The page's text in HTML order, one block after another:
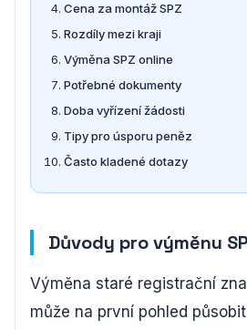
Cena za montáž SPZ
Rozdíly mezi kraji
Výměna SPZ online
Potřebné dokumenty
Doba vyřízení žádosti
Tipy pro úsporu peněz
Často kladené dotazy
Důvody pro výměnu
Výměna staré registrační
může na první pohled